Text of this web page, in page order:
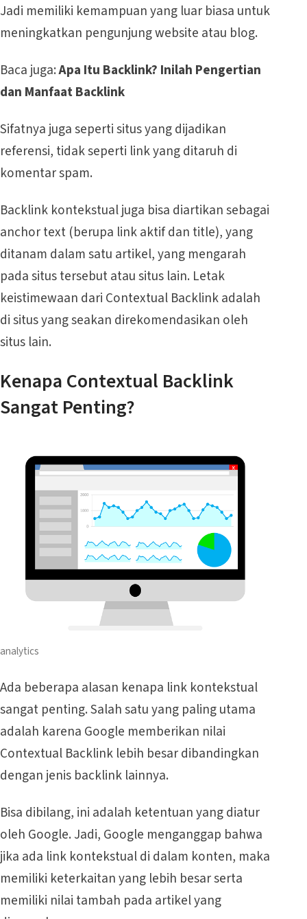
Jadi memiliki kemampuan yang luar biasa untuk
meningkatkan pengunjung website atau blog.
Baca juga:Apa Itu Backlink? Inilah Pengertian
dan Manfaat Backlink
Sifatnya juga seperti situs yang dijadikan
referensi, tidak seperti link yang ditaruh di
komentar spam.
Backlink kontekstual juga bisa diartikan sebagai
anchor text (berupa link aktif dan title), yang
ditanam dalam satu artikel, yang mengarah
pada situs tersebut atau situs lain. Letak
keistimewaan dari Contextual Backlink adalah
di situs yang seakan direkomendasikan oleh
situs lain.
Kenapa Contextual Backlink
Sangat Penting?
analytics
Ada beberapa alasan kenapa link kontekstual
sangat penting. Salah satu yang paling utama
adalah karena Google memberikan nilai
Contextual Backlink lebih besar dibandingkan
dengan jenis backlink lainnya.
Bisa dibilang, ini adalah ketentuan yang diatur
oleh Google. Jadi, Google menganggap bahwa
jika ada link kontekstual di dalam konten, maka
memiliki keterkaitan yang lebih besar serta
memiliki nilai tambah pada artikel yang